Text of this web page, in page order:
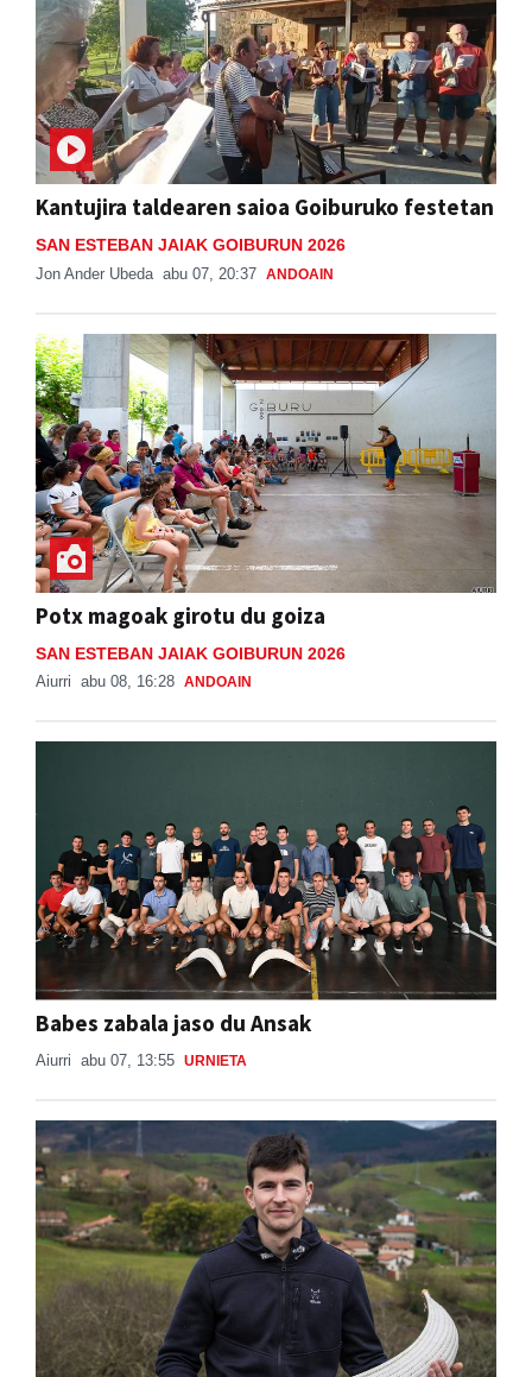
Kantujira taldearen saioa Goiburuko festetan
SAN ESTEBAN JAIAK GOIBURUN 2026
Jon Ander Ubeda abu 07, 20:37 ANDOAIN
Potx magoak girotu du goiza
SAN ESTEBAN JAIAK GOIBURUN 2026
Aiurri abu 08, 16:28 ANDOAIN
Babes zabala jaso du Ansak
Aiurri abu 07, 13:55 URNIETA